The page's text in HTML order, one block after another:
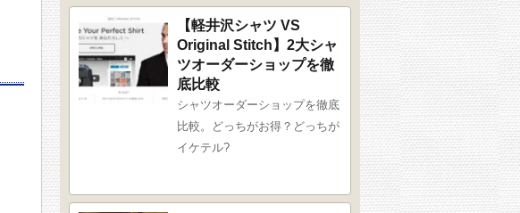
【軽井沢シャツ VS
Original Stitch】2大シャ
ツオーダーショップを徹
底比較
シャツオーダーショップを徹底
比較。どっちがお得？どっちが
イケテル?